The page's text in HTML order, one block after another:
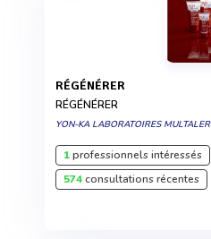
RÉGÉNÉRER
RÉGÉNÉRER
YON-KA LABORATOIRES MULTALER
1professionnels intéressés
574consultations récentes